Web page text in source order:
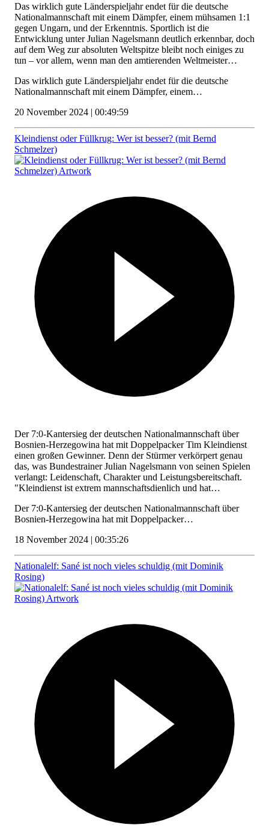
Das wirklich gute Länderspieljahr endet für die deutsche
Nationalmannschaft mit einem Dämpfer, einem mühsamen 1:1
gegen Ungarn, und der Erkenntnis. Sportlich ist die
Entwicklung unter Julian Nagelsmann deutlich erkennbar, doch
auf dem Weg zur absoluten Weltspitze bleibt noch einiges zu
tun – vor allem, wenn man den amtierenden Weltmeister…
Das wirklich gute Länderspieljahr endet für die deutsche
Nationalmannschaft mit einem Dämpfer, einem…
20 November 2024 | 00:49:59
Kleindienst oder Füllkrug: Wer ist besser? (mit Bernd
Schmelzer)
Der 7:0-Kantersieg der deutschen Nationalmannschaft über
Bosnien-Herzegowina hat mit Doppelpacker Tim Kleindienst
einen großen Gewinner. Denn der Stürmer verkörpert genau
das, was Bundestrainer Julian Nagelsmann von seinen Spielen
verlangt: Leidenschaft, Charakter und Leistungsbereitschaft.
"Kleindienst ist extrem mannschaftsdienlich und hat…
Der 7:0-Kantersieg der deutschen Nationalmannschaft über
Bosnien-Herzegowina hat mit Doppelpacker…
18 November 2024 | 00:35:26
Nationalelf: Sané ist noch vieles schuldig (mit Dominik
Rosing)